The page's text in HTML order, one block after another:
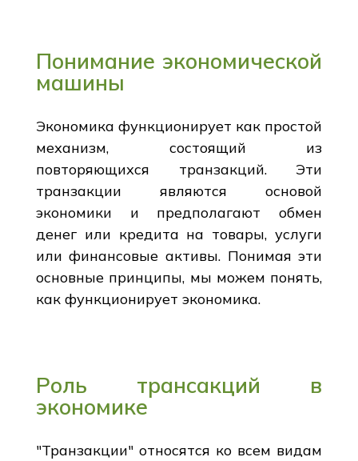
Понимание экономической
машины
Экономика функционирует как простой
механизм, состоящий из
повторяющихся транзакций. Эти
транзакции являются основой
экономики и предполагают обмен
денег или кредита на товары, услуги
или финансовые активы. Понимая эти
основные принципы, мы можем понять,
как функционирует экономика.
Роль трансакций в
экономике
"Транзакции" относятся ко всем видам